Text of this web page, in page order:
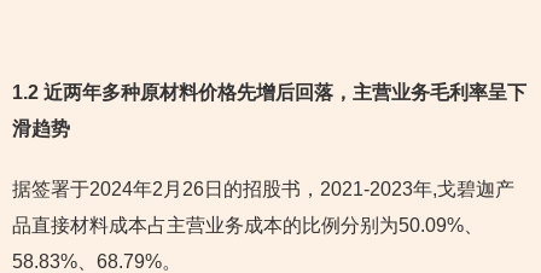
1.2 近两年多种原材料价格先增后回落，主营业务毛利率呈下
滑趋势
据签署于2024年2月26日的招股书，2021-2023年,戈碧迦产
品直接材料成本占主营业务成本的比例分别为50.09%、
58.83%、68.79%。